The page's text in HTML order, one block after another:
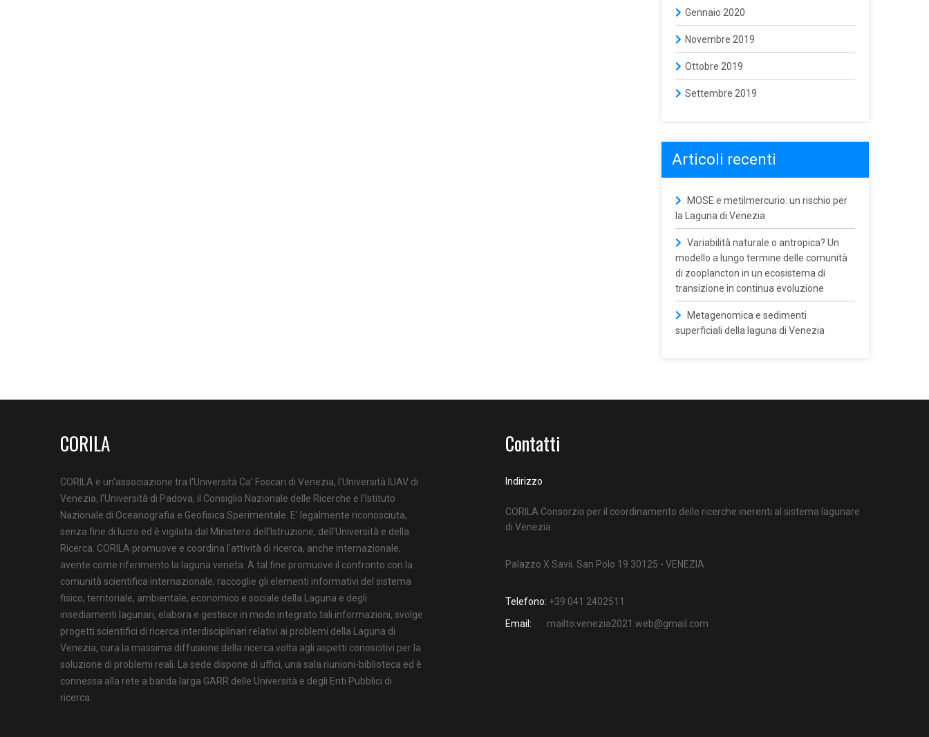
Gennaio 2020
Novembre 2019
Ottobre 2019
Settembre 2019
Articoli recenti
MOSE e metilmercurio: un rischio per
la Laguna di Venezia
Variabilità naturale o antropica? Un
modello a lungo termine delle comunità
di zooplancton in un ecosistema di
transizione in continua evoluzione
Metagenomica e sedimenti
superficiali della laguna di Venezia
CORILA
CORILA è un'associazione tra l'Università Ca’ Foscari di Venezia, l'Università IUAV di
Venezia, l'Università di Padova, il Consiglio Nazionale delle Ricerche e l’Istituto
Nazionale di Oceanografia e Geofisica Sperimentale. E' legalmente riconosciuta,
senza fine di lucro ed è vigilata dal Ministero dell’Istruzione, dell'Università e della
Ricerca. CORILA promuove e coordina l'attività di ricerca, anche internazionale,
avente come riferimento la laguna veneta. A tal fine promuove il confronto con la
comunità scientifica internazionale, raccoglie gli elementi informativi del sistema
fisico, territoriale, ambientale, economico e sociale della Laguna e degli
insediamenti lagunari, elabora e gestisce in modo integrato tali informazioni, svolge
progetti scientifici di ricerca interdisciplinari relativi ai problemi della Laguna di
Venezia, cura la massima diffusione della ricerca volta agli aspetti conoscitivi per la
soluzione di problemi reali. La sede dispone di uffici, una sala riunioni-biblioteca ed è
connessa alla rete a banda larga GARR delle Università e degli Enti Pubblici di
ricerca.
Contatti
Indirizzo
CORILA Consorzio per il coordinamento delle ricerche inerenti al sistema lagunare
di Venezia
Palazzo X Savii. San Polo 19 30125 - VENEZIA
Telefono: +39 041 2402511
Email:
mailto:venezia2021.web@gmail.com